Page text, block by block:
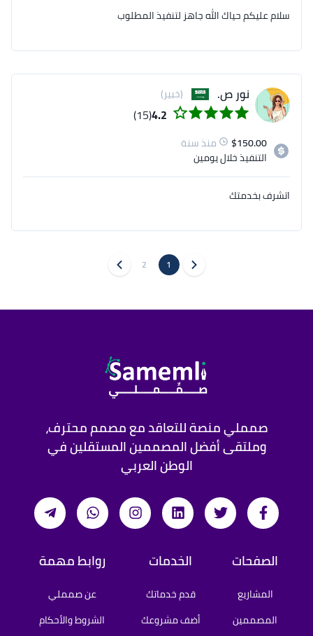
سلام عليكم حياك الله جاهز لتنفيذ المطلوب
نور ص. (خبير)
4.2
(15)
$150.00
منذ سنة
التنفيذخلال يومين
اتشرف بخدمتك
1
2
صمملي منصة للتعاقد مع مصمم محترف،
وملتقى أفضل المصممين المستقلين في
الوطن العربي
الصفحات
المشاريع
المصممين
الخدمات
قدم خدماتك
أضف مشروعك
روابط مهمة
عن صمملي
الشروط والأحكام